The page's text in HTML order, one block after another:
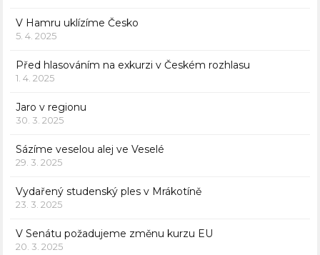
V Hamru uklízíme Česko
5. 4. 2025
Před hlasováním na exkurzi v Českém rozhlasu
1. 4. 2025
Jaro v regionu
30. 3. 2025
Sázíme veselou alej ve Veselé
29. 3. 2025
Vydařený studenský ples v Mrákotíně
23. 3. 2025
V Senátu požadujeme změnu kurzu EU
20. 3. 2025